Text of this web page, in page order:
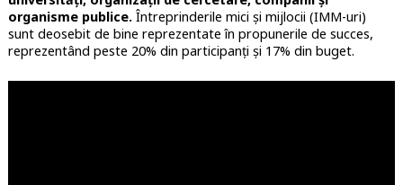
organisme publice.Întreprinderile mici și mijlocii (IMM-uri)
sunt deosebit de bine reprezentate în propunerile de succes,
reprezentând peste 20% din participanți și 17% din buget.